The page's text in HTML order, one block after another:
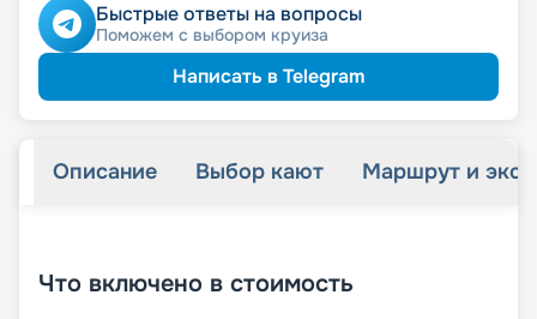
Быстрые ответы на вопросы
Поможем с выбором круиза
Написать в Telegram
Описание Выбор кают Маршрут и
Что включено в стоимость